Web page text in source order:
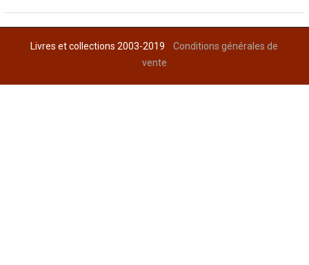
Livres et collections 2003-2019Conditions générales de
vente